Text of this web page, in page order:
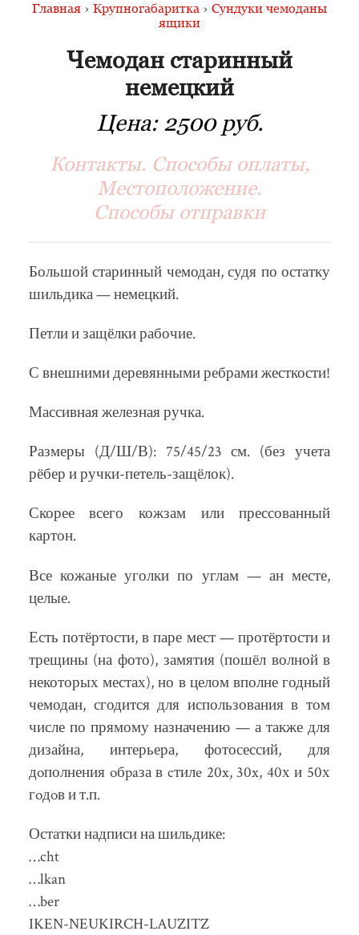
Главная › Крупногабаритка › Сундуки чемоданы
ящики
Чемодан старинный
немецкий
Цена: 2500 руб.
Контакты. Способы оплаты,
Местоположение.
Способы отправки
Большой старинный чемодан, судя по остатку
шильдика — немецкий.
Петли и защёлки рабочие.
С внешними деревянными ребрами жесткости!
Массивная железная ручка.
Размеры (Д/Ш/В): 75/45/23 см. (без учета
рёбер и ручки-петель-защёлок).
Скорее всего кожзам или прессованный
картон.
Все кожаные уголки по углам — ан месте,
целые.
Есть потёртости, в паре мест — протёртости и
трещины (на фото), замятия (пошёл волной в
некоторых местах), но в целом вполне годный
чемодан, сгодится для использования в том
числе по прямому назначению — а также для
дизайна, интерьера, фотосессий, для
дoполнения oбpaза в cтилe 20x, 30x, 40х и 50х
гoдoв и т.п.
Остатки надписи на шильдике:
…cht
…lkan
…ber
IKEN-NEUKIRCH-LAUZITZ